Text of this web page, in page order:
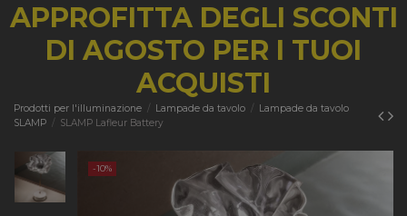
APPROFITTA DEGLI SCONTI
DI AGOSTO PER I TUOI
ACQUISTI
Prodotti per l'illuminazione Lampade da tavolo
Lampade da tavolo
SLAMP
SLAMP Lafleur Battery
-10%